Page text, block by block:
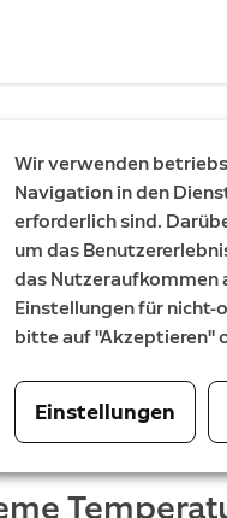
Wir verwenden
Navigation in den
erforderlich sind.
um das
das Nutzeraufkommen
Einstellungen für nicht-
bitte auf "Akzeptieren"
Einstellungen